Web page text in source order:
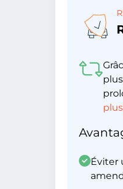
Éviter